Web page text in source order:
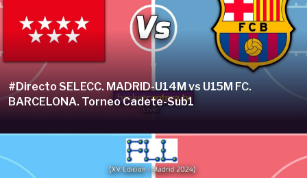
#Directo SELECC. MADRID-U14M vs U15M FC.
BARCELONA. Torneo Cadete-Sub1